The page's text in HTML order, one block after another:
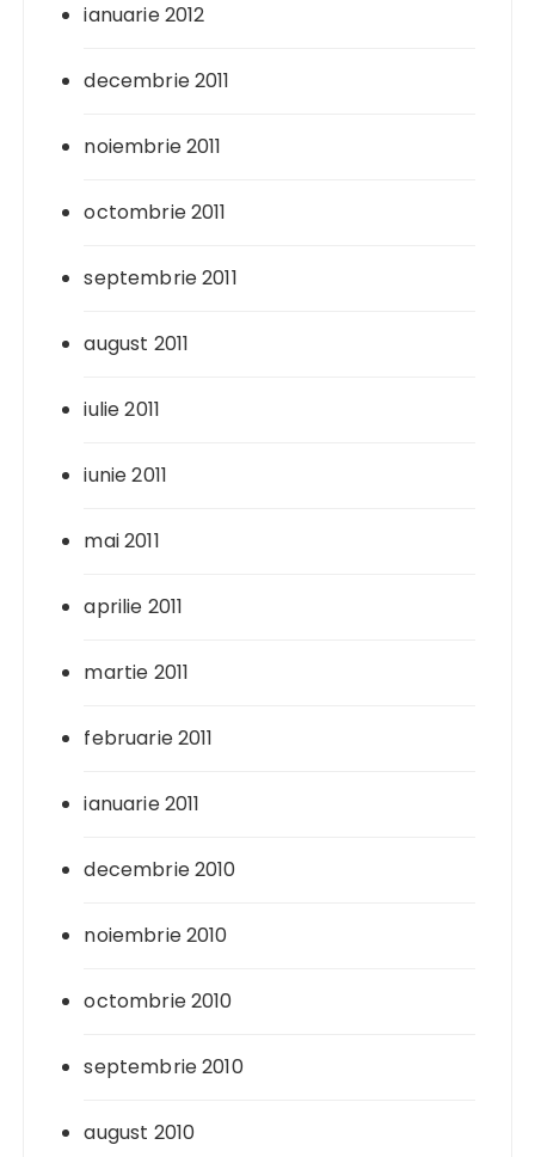
ianuarie 2012
decembrie 2011
noiembrie 2011
octombrie 2011
septembrie 2011
august 2011
iulie 2011
iunie 2011
mai 2011
aprilie 2011
martie 2011
februarie 2011
ianuarie 2011
decembrie 2010
noiembrie 2010
octombrie 2010
septembrie 2010
august 2010